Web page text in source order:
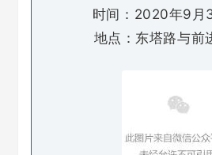
时间：2020年9月
地点：东塔路与前